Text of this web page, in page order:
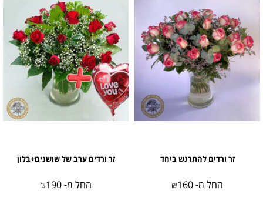
זר ורדים להתרגש ביחד
החל מ- ₪160
זר ורדים ערב של שושנים+בלון
החל מ- ₪190